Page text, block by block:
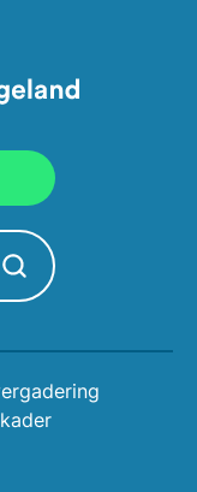
starten